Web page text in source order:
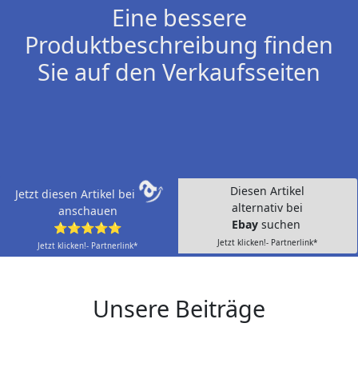
Eine bessere
Produktbeschreibung finden
Sie auf den Verkaufsseiten
Jetzt diesen Artikel bei
anschauen
⭐⭐⭐⭐⭐
Jetzt klicken!- Partnerlink*
Diesen Artikel
alternativ bei
Ebay suchen
Jetzt klicken!- Partnerlink*
Unsere Beiträge